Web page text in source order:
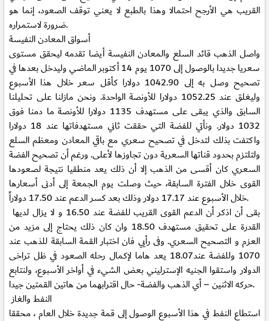
القريب هي الأرجح احتمالا وهذا بالطبع لا يعني توقف الصعود، إنما هو
ضرورة لاستمراره.
أسواق المعادن النفيسة
واصل الذهب قائد السلع والمعادن النفيسة أيضا تقدمه ليحقق مستوى
سعريا جديدا بالوصول إلى 1070 يوم 14 أكتوبر الماضي وليدخل بعدها في
تصحيح وصل به إلى 1042.90 دولارا كأقل سعر خلال هذا الأسبوع
وليغلق عند 1052.25 دولارا للأونصة الواحدة. ونحن مازلنا على تحليلنا
السابق والذي يبقى على مستهدف 1135 دولارا للأونصة ما دمنا فوق
1032 دولار. ونأتي للفضة التي حققت ثاني مستهدفاتها عند 18 دولارا
واكتفت بذلك لتدخل في تصحيح سعري مع باقي المعادن ومعظم السلع
ولتلتزم بحدود قناتها السعرية دون تجاوزها لأعلى. ورغم أن تصحيح الفضة
السعري كان أقسى من الذهب إلا أن ذلك يعد منطقيا نتيجة لصعودها
القوى خلال الفترة السابقة، حيث وصلت يوم الجمعة إلى أدنى أسعارها
خلال الأسبوع عند 17.17 دولار وذلك بعد كسر الدعم عند 17.50 دولاراً.
القدرة على تحقيق مستهدف 18.50 وان كان ذلك يحتاج إلى مزيد من
العزم و التصحيح السعري. وفى رأيي فان اختبار القمة السابقة للذهب عند
1070 وللفضة عند18.07 يعد هاما لإكمال رحله الصعود في ظل تراخى
الدولار واستقوا الجنيه الإسترليني بعض الشيء في أواخر الأسبوع، ولنتابع
حركه الاثنين – أي الذهب والفضة- حال اقترابهما من هاتين القمتين جيدا.
النفط والغاز
استطاع النفط في هذا الأسبوع الوصول إلى قمة جديدة خلال العام ، محققا